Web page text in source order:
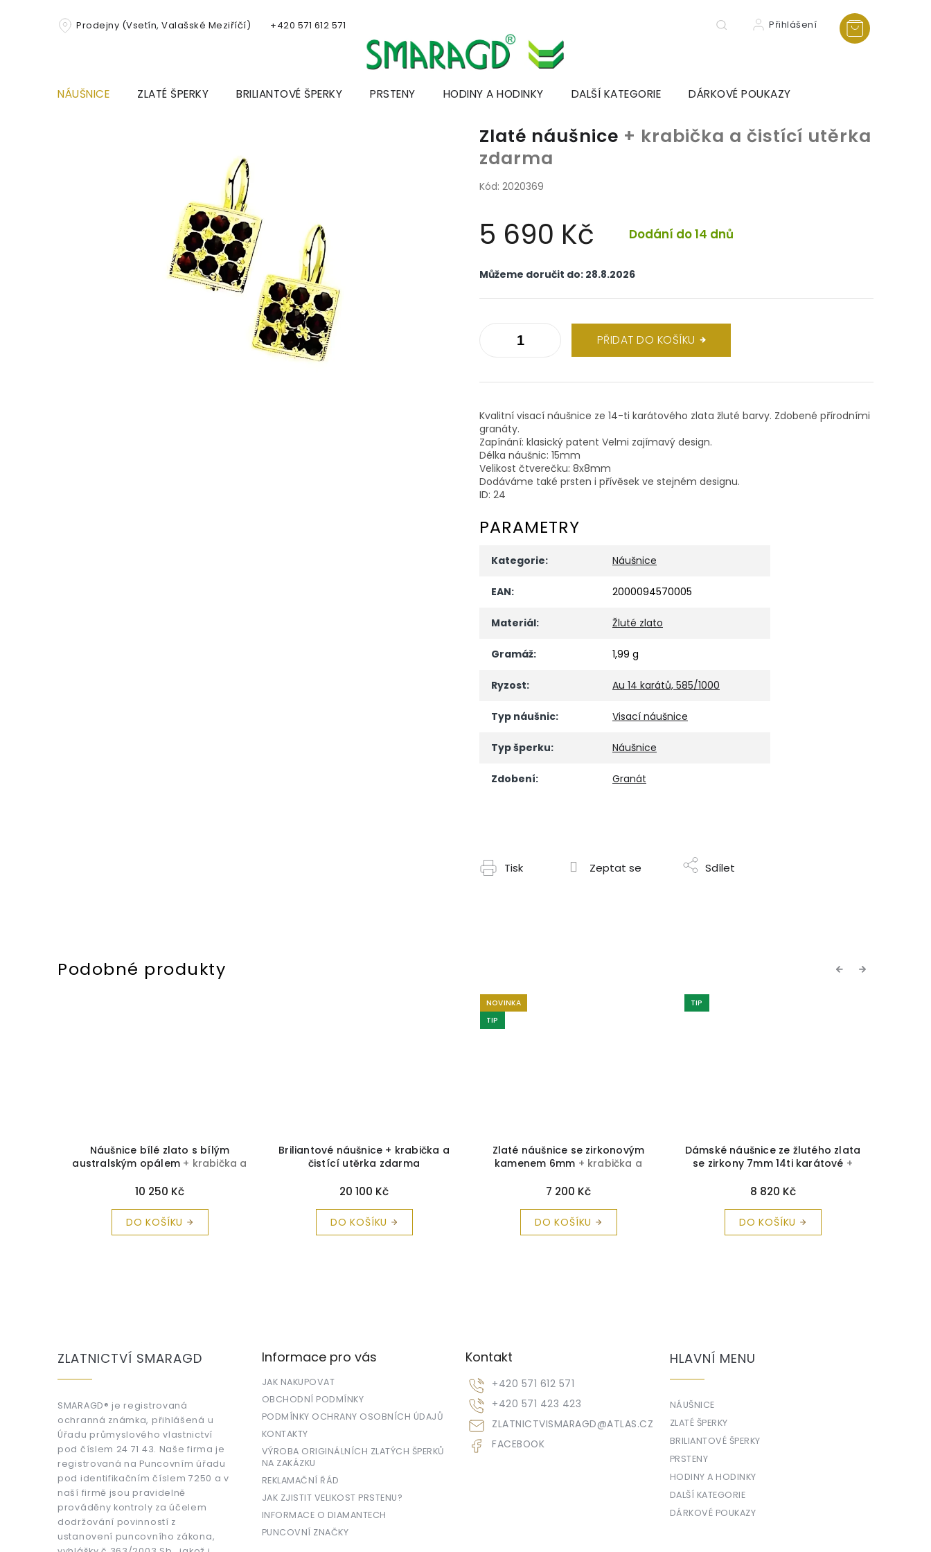
Prodejny (Vsetín, Valašské Meziříčí) +420 571 612 571 Přihlášení
NÁUŠNICE ZLATÉ ŠPERKY BRILIANTOVÉ ŠPERKY PRSTENY HODINY A HODINKY DALŠÍ KATEGORIE DÁRKOVÉ POUKAZY
Zlaté náušnice + krabička a čistící utěrka
zdarma
Kód: 2020369
5 690 Kč Dodání do 14 dnů
cena:
Můžeme doručit do: 28.8.2026
PŘIDAT DO KOŠÍKU
Kvalitní visací náušnice ze 14-ti karátového zlata žluté barvy. Zdobené přírodními
granáty.
Zapínání: klasický patent Velmi zajímavý design.
Délka náušnic: 15mm
Velikost čtverečku: 8x8mm
Dodáváme také prsten i přívěsek ve stejném designu.
ID: 24
PARAMETRY
Kategorie: Náušnice
EAN: 2000094570005
Materiál: Žluté zlato
Gramáž: 1,99 g
Ryzost: Au 14 karátů, 585/1000
Typ náušnic: Visací náušnice
Typ šperku: Náušnice
Zdobení: Granát
Tisk Zeptat se Sdílet
Previous
Náušnice bílé zlato s bílým
australským opálem + krabička a
10 250 Kč
DO KOŠÍKU
Briliantové náušnice + krabička a
čistící utěrka zdarma
20 100 Kč
DO KOŠÍKU
NOVINKA
TIP
Zlaté náušnice se zirkonovým
kamenem 6mm + krabička a
7 200 Kč
DO KOŠÍKU
TIP
Dámské náušnice ze žlutého zlata
se zirkony 7mm 14ti karátové +
8 820 Kč
DO KOŠÍKU
Next
ZLATNICTVÍ SMARAGD
SMARAGD® je registrovaná
ochranná známka, přihlášená u
Úřadu průmyslového vlastnictví
pod číslem 24 71 43. Naše firma je
registrovaná na Puncovním úřadu
pod identifikačním číslem 7250 a v
naší firmě jsou pravidelně
prováděny kontroly za účelem
dodržování povinností z
ustanovení puncovního zákona,
Informace pro vás
JAK NAKUPOVAT
OBCHODNÍ PODMÍNKY
PODMÍNKY OCHRANY OSOBNÍCH ÚDAJŮ
KONTAKTY
VÝROBA ORIGINÁLNÍCH ZLATÝCH ŠPERKŮ
NA ZAKÁZKU
REKLAMAČNÍ ŘÁD
JAK ZJISTIT VELIKOST PRSTENU?
INFORMACE O DIAMANTECH
PUNCOVNÍ ZNAČKY
Kontakt
ZLATNICTVISMARAGD@ATLAS.CZ
+420 571 612 571
+420 571 423 423
FACEBOOK
HLAVNÍ MENU
NÁUŠNICE
ZLATÉ ŠPERKY
BRILIANTOVÉ ŠPERKY
PRSTENY
HODINY A HODINKY
DALŠÍ KATEGORIE
DÁRKOVÉ POUKAZY